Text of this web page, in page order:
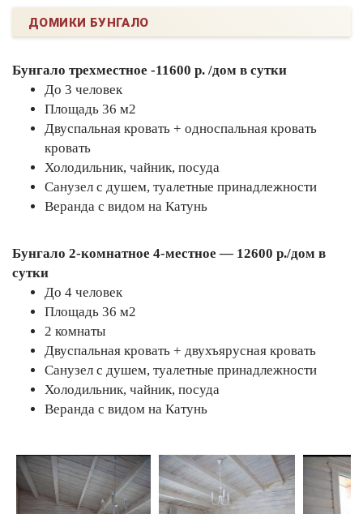
ДОМИКИ БУНГАЛО
Бунгало трехместное -11600 р. /дом в сутки
До 3 человек
Площадь 36 м2
Двуспальная кровать + односпальная кровать
кровать
Холодильник, чайник, посуда
Санузел с душем, туалетные принадлежности
Веранда с видом на Катунь
Бунгало 2-комнатное 4-местное — 12600 р./дом в
сутки
До 4 человек
Площадь 36 м2
2 комнаты
Двуспальная кровать + двухъярусная кровать
Санузел с душем, туалетные принадлежности
Холодильник, чайник, посуда
Веранда с видом на Катунь